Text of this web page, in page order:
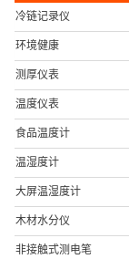
冷链记录仪
环境健康
测厚仪表
温度仪表
食品温度计
温湿度计
大屏温湿度计
木材水分仪
非接触式测电笔